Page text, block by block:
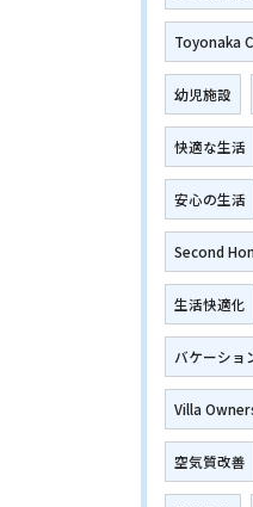
Toyonaka
幼児施設
快適な生活
安心の生活
Second
生活快適化
バケーショ
Villa
空気質改善